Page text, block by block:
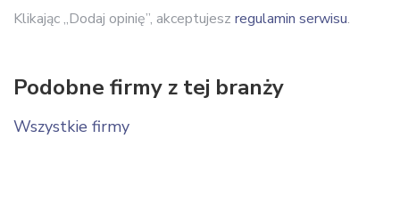
Klikając „Dodaj opinię”, akceptujesz regulamin serwisu.
Podobne firmy z tej branży
Wszystkie firmy